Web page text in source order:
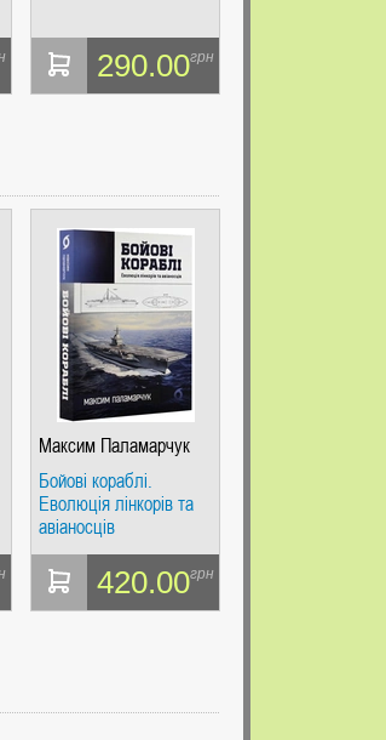
290.00грн
Максим Паламарчук
Бойові кораблі.
Еволюція лінкорів та
авіаносців
420.00грн